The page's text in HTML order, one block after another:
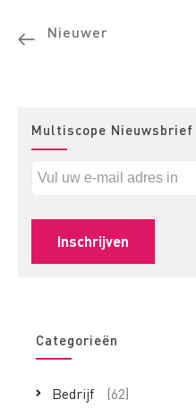
Nieuwer
Multiscope Nieuwsbrief
Categorieën
Bedrijf
(62)